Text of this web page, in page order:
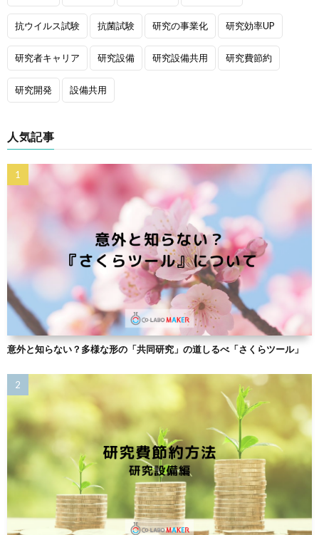
抗ウイルス試験 抗菌試験 研究の事業化 研究効率UP
研究者キャリア 研究設備 研究設備共用 研究費節約
研究開発 設備共用
人気記事
意外と知らない？多様な形の「共同研究」の道しるべ「さくらツール」